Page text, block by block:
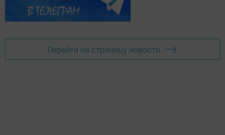
Перейти на страницу новости